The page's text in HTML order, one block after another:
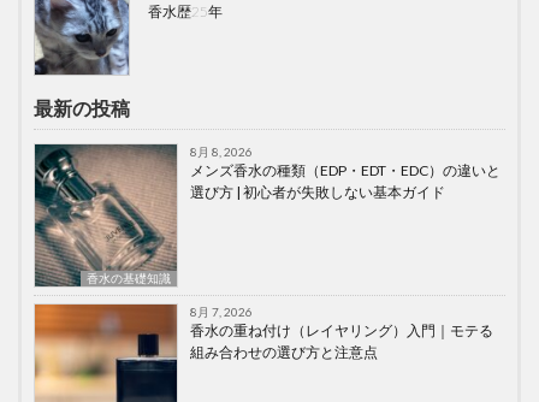
香水歴25年
最新の投稿
香水の基礎知識
8月 8, 2026
メンズ香水の種類（EDP・EDT・EDC）の違いと
選び方 | 初心者が失敗しない基本ガイド
8月 7, 2026
香水の重ね付け（レイヤリング）入門｜モテる
組み合わせの選び方と注意点